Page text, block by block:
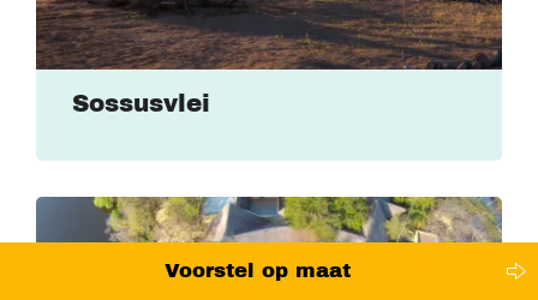
Sossusvlei
Voorstel op maat